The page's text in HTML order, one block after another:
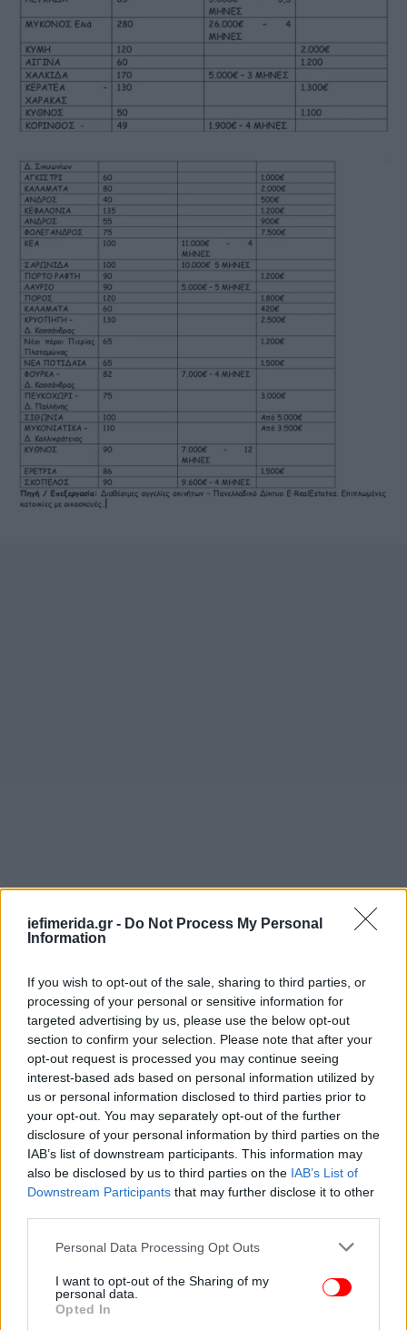
iefimerida.gr - Do Not Process My Personal
Information
If you wish to opt-out of the sale, sharing to third parties, or
processing of your personal or sensitive information for
targeted advertising by us, please use the below opt-out
section to confirm your selection. Please note that after your
opt-out request is processed you may continue seeing
interest-based ads based on personal information utilized by
us or personal information disclosed to third parties prior to
your opt-out. You may separately opt-out of the further
disclosure of your personal information by third parties on the
IAB’s list of downstream participants. This information may
also be disclosed by us to third parties on the IAB’s List of
Downstream Participants that may further disclose it to other
Please note that this website/app uses one or more Google
not limited to your visit or usage behaviour. You may click to
grant or deny consent to Google and its third-party tags to
use your data for below specified purposes in below Google
Personal Data Processing Opt Outs
I want to opt-out of the Sharing of my
personal data.
Opted In
Τα εγγεγραμμένα ακίνητα να αυξάνονται
καθημερινά. Η ιστοσελίδα βραχυχρόνιων
μισθώσεων «Airbnb» σε σχετική της ανακοίνωση
πριν λίγο καιρό είχε αναφέρει ότι καταγράφεται
αύξηση των καταχωρήσεων σε σχέση με την προ